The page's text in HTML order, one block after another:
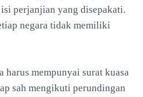
perjanjian yang disepakati.
negara tidak memiliki
harus mempunyai surat kuasa
sah mengikuti perundingan